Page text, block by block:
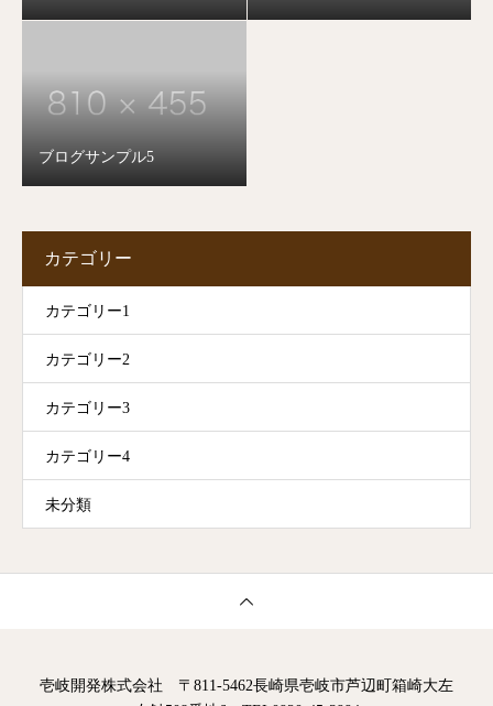
ブログサンプル5
カテゴリー
カテゴリー1
カテゴリー2
カテゴリー3
カテゴリー4
未分類
壱岐開発株式会社 〒811-5462長崎県壱岐市芦辺町箱崎大左